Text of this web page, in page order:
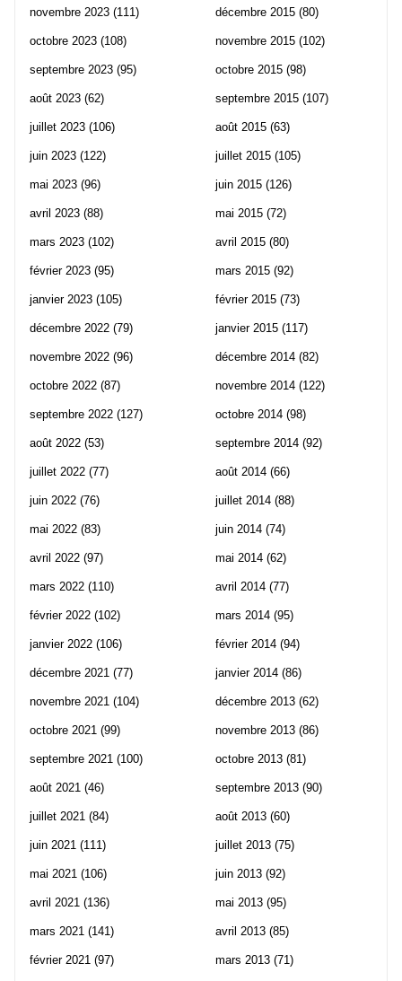
novembre 2023 (111)
octobre 2023 (108)
septembre 2023 (95)
août 2023 (62)
juillet 2023 (106)
juin 2023 (122)
mai 2023 (96)
avril 2023 (88)
mars 2023 (102)
février 2023 (95)
janvier 2023 (105)
décembre 2022 (79)
novembre 2022 (96)
octobre 2022 (87)
septembre 2022 (127)
août 2022 (53)
juillet 2022 (77)
juin 2022 (76)
mai 2022 (83)
avril 2022 (97)
mars 2022 (110)
février 2022 (102)
janvier 2022 (106)
décembre 2021 (77)
novembre 2021 (104)
octobre 2021 (99)
septembre 2021 (100)
août 2021 (46)
juillet 2021 (84)
juin 2021 (111)
mai 2021 (106)
avril 2021 (136)
mars 2021 (141)
février 2021 (97)
décembre 2015 (80)
novembre 2015 (102)
octobre 2015 (98)
septembre 2015 (107)
août 2015 (63)
juillet 2015 (105)
juin 2015 (126)
mai 2015 (72)
avril 2015 (80)
mars 2015 (92)
février 2015 (73)
janvier 2015 (117)
décembre 2014 (82)
novembre 2014 (122)
octobre 2014 (98)
septembre 2014 (92)
août 2014 (66)
juillet 2014 (88)
juin 2014 (74)
mai 2014 (62)
avril 2014 (77)
mars 2014 (95)
février 2014 (94)
janvier 2014 (86)
décembre 2013 (62)
novembre 2013 (86)
octobre 2013 (81)
septembre 2013 (90)
août 2013 (60)
juillet 2013 (75)
juin 2013 (92)
mai 2013 (95)
avril 2013 (85)
mars 2013 (71)